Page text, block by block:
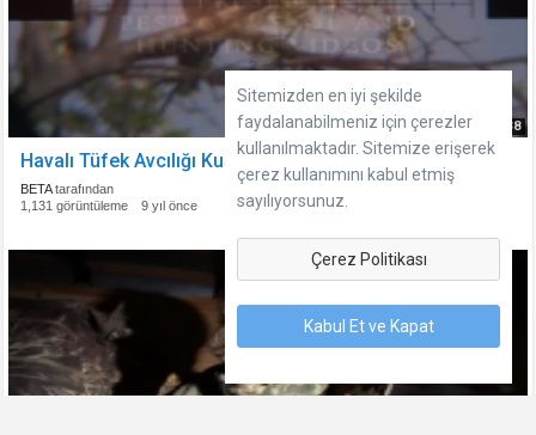
08:38
Havalı Tüfek Avcılığı Kuş Avı
BETAtarafından
1,131 görüntüleme
9 yıl önce
Sitemizden en iyi şekilde
faydalanabilmeniz için çerezler
kullanılmaktadır. Sitemize erişerek
çerez kullanımını kabul etmiş
sayılıyorsunuz.
Çerez Politikası
Kabul Et ve Kapat